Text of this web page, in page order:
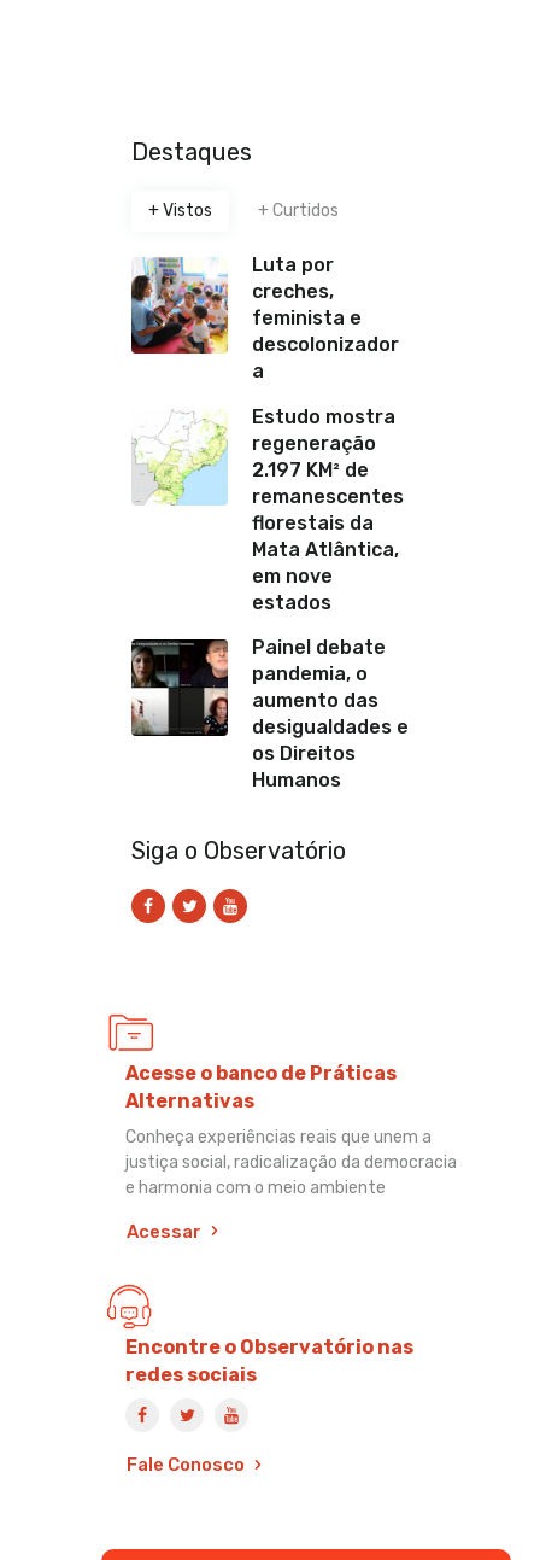
Destaques
+ Vistos + Curtidos
Luta por
creches,
feminista e
descolonizador
a
Estudo mostra
regeneração
2.197 KM² de
remanescentes
florestais da
Mata Atlântica,
em nove
estados
Painel debate
pandemia, o
aumento das
desigualdades e
os Direitos
Humanos
Siga o Observatório
Acesse o banco de Práticas
Alternativas
Conheça experiências reais que unem a
justiça social, radicalização da democracia
e harmonia com o meio ambiente
Acessar
Encontre o Observatório nas
redes sociais
Fale Conosco